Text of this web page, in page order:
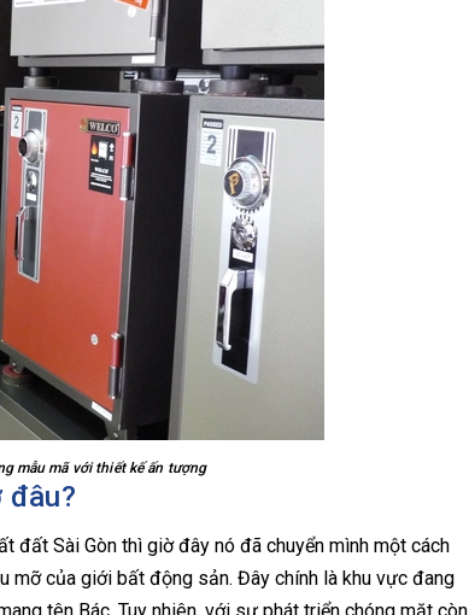
mẫu mã với thiết kế ấn tượng
đâu?
đất Sài Gòn thì giờ đây nó đã chuyển mình một cách
mỡ của giới bất động sản. Đây chính là khu vực đang